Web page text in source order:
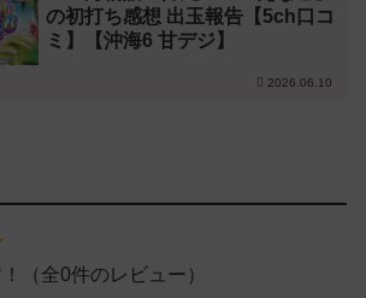
の初打ち感想 出玉報告【5ch口コ
ミ】【沖海6 甘デジ】
2026.06.10
（全0件のレビュー）